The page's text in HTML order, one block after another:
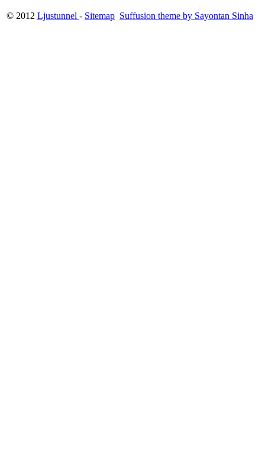
© 2012 Ljustunnel - Sitemap Suffusion theme by Sayontan Sinha